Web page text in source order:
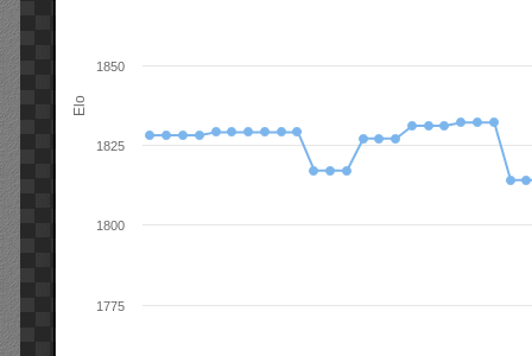
Elo
1775
1800
1825
1850